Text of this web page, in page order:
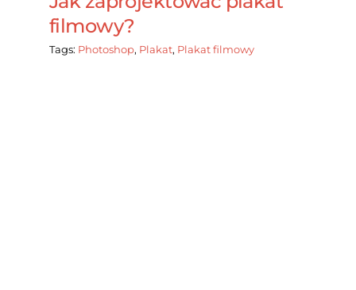
filmowy?
Tags: Photoshop, Plakat, Plakat filmowy